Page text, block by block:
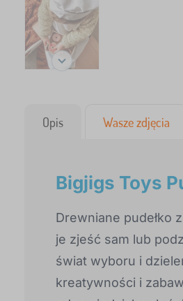
Opis Wasze zdjęcia
Bigjigs Toys
Drewniane pudełko
je zjeść sam lub
świat wyboru i
kreatywności i